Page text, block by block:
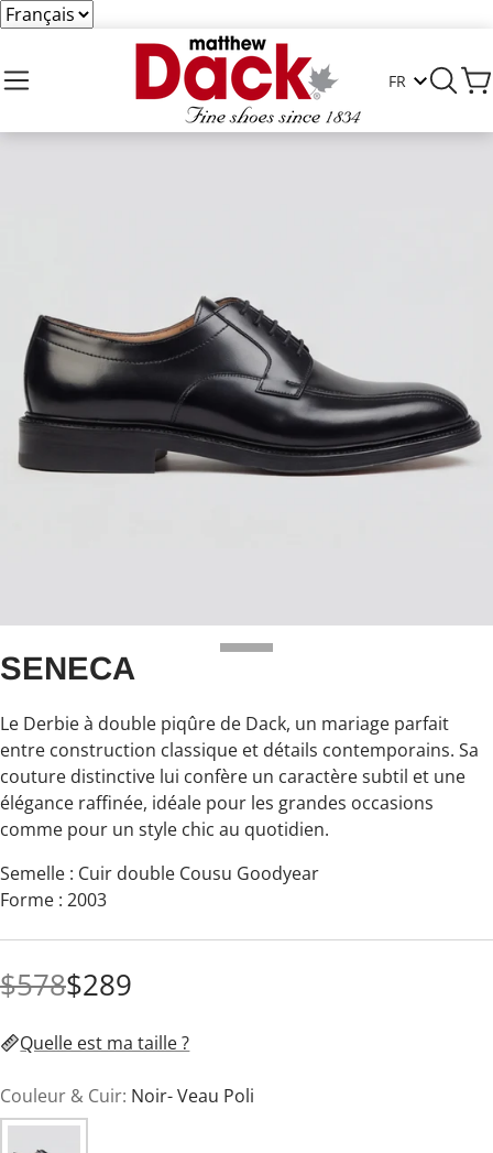
SENECA
Le Derbie à double piqûre de Dack, un mariage parfait
entre construction classique et détails contemporains. Sa
couture distinctive lui confère un caractère subtil et une
élégance raffinée, idéale pour les grandes occasions
comme pour un style chic au quotidien.
Semelle : Cuir double Cousu Goodyear
Forme : 2003
$578$289
Quelle est ma taille ?
Couleur & Cuir: Noir- Veau Poli